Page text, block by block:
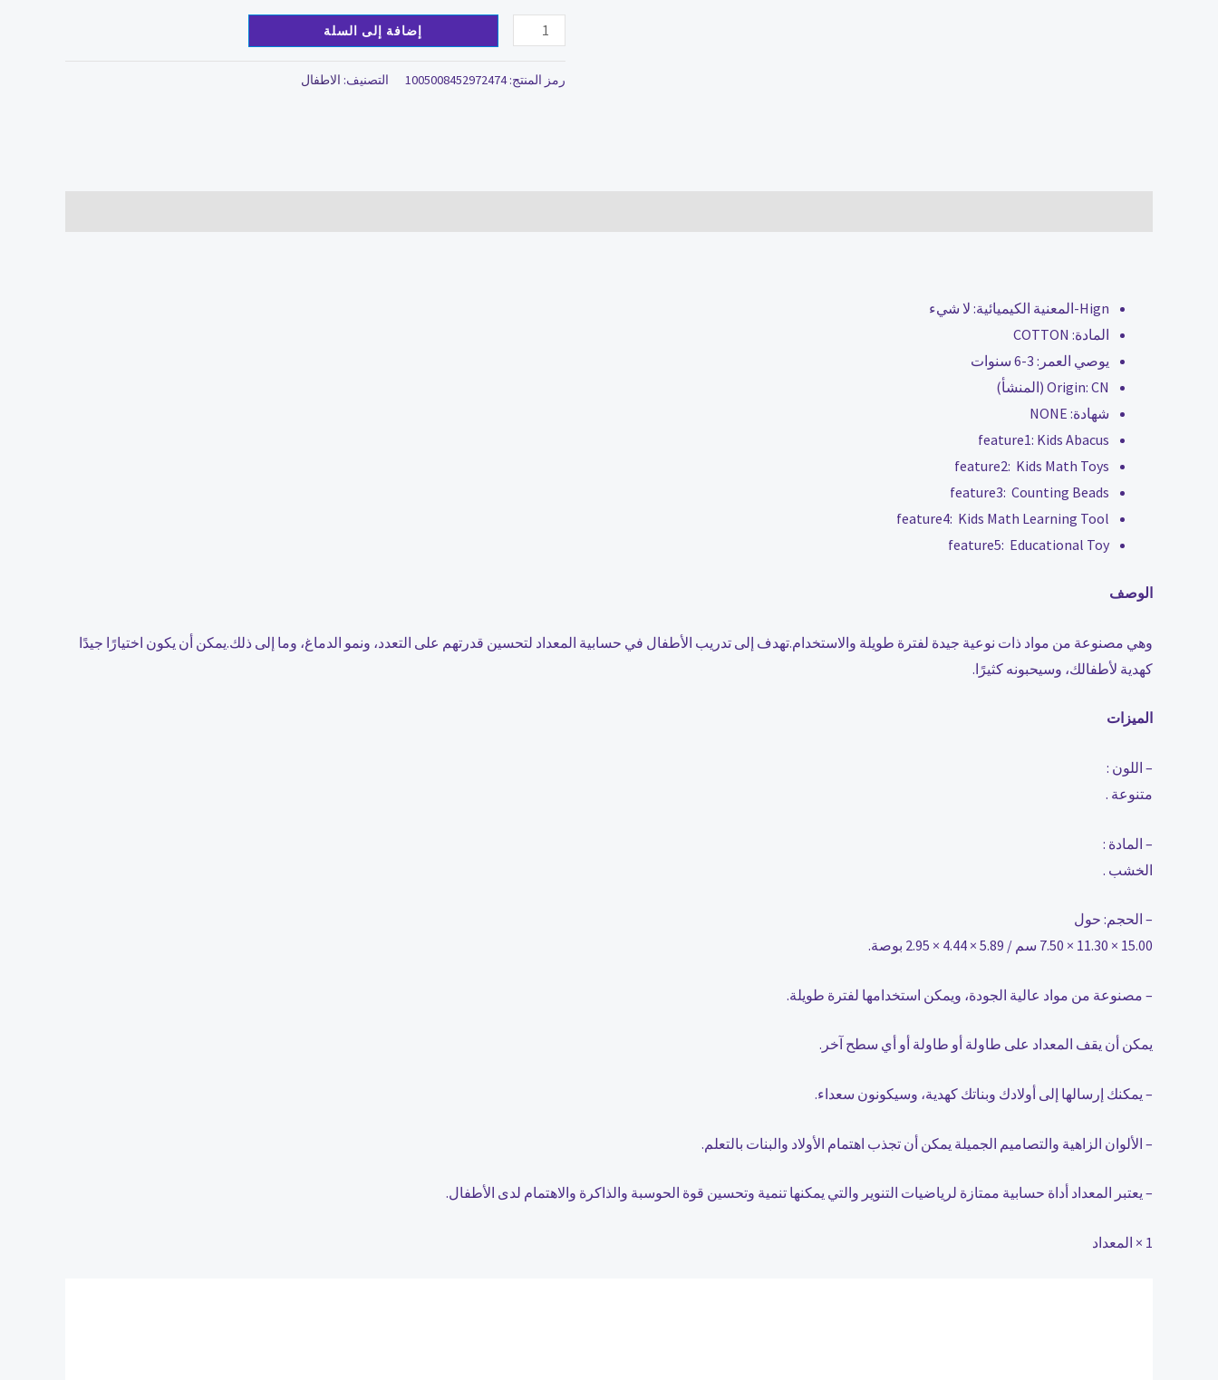
إضافة إلى السلة
رمز المنتج:1005008452972474 التصنيف: الاطفال
Hign-المعنية الكيميائية:
لا شيء
المادة: COTTON
يوصي العمر: 3-6 سنوات
Origin: CN (المنشأ)
شهادة: NONE
feature1: Kids Abacus
feature2: Kids Math Toys
feature3: Counting Beads
feature4: Kids Math Learning Tool
feature5: Educational Toy
الوصف
وهي مصنوعة من مواد ذات نوعية جيدة لفترة طويلة والاستخدام.تهدف إلى تدريب الأطفال في حسابية المعداد لتحسين قدرتهم على التعدد، ونمو الدماغ، وما إلى ذلك.يمكن أن يكون اختيارًا جيدًا
كهدية لأطفالك، وسيحبونه كثيرًا.
الميزات
– اللون :
متنوعة .
– المادة :
الخشب .
– الحجم: حول
15.00 × 11.30 × 7.50 سم / 5.89 × 4.44 × 2.95 بوصة.
– مصنوعة من مواد عالية الجودة، ويمكن استخدامها لفترة طويلة.
يمكن أن يقف المعداد على طاولة أو طاولة أو أي سطح آخر.
– يمكنك إرسالها إلى أولادك وبناتك كهدية، وسيكونون سعداء.
– الألوان الزاهية والتصاميم الجميلة يمكن أن تجذب اهتمام الأولاد والبنات بالتعلم.
– يعتبر المعداد أداة حسابية ممتازة لرياضيات التنوير والتي يمكنها تنمية وتحسين قوة الحوسبة والذاكرة والاهتمام لدى الأطفال.
1 × المعداد